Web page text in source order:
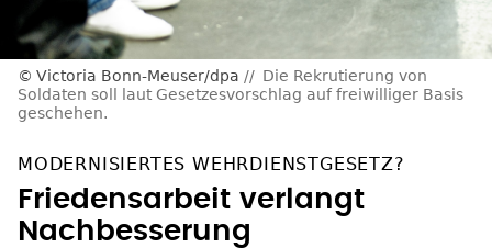
Victoria Bonn-Meuser/dpa
Die Rekrutierung von
Soldaten soll laut Gesetzesvorschlag auf freiwilliger Basis
geschehen.
MODERNISIERTES WEHRDIENSTGESETZ?
Friedensarbeit verlangt
Nachbesserung